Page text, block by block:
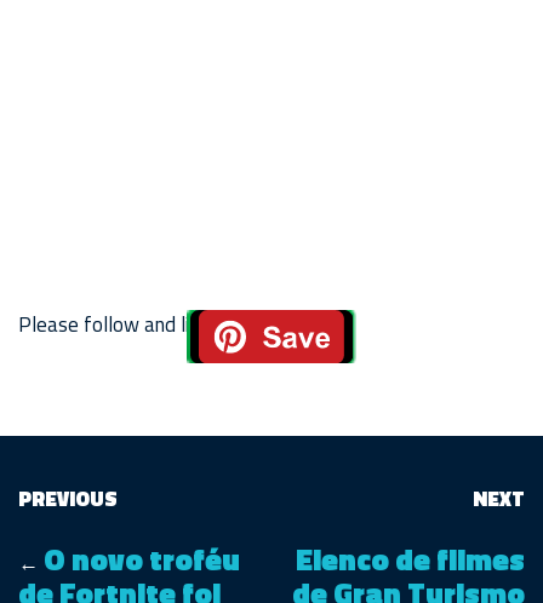
Please follow and like us:
PREVIOUS
← O novo troféu
de Fortnite foi
NEXT
Elenco de filmes
de Gran Turismo